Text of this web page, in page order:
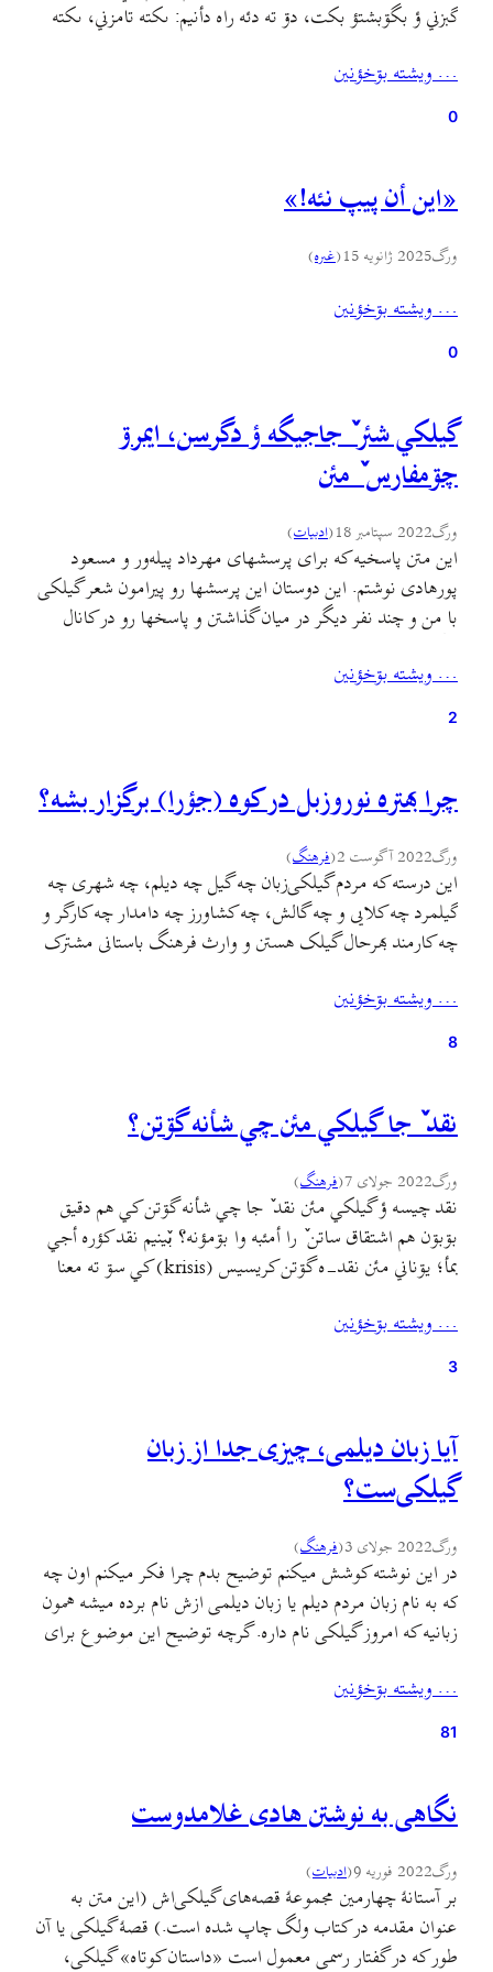
گبزني ؤ بگۊبشتؤ بکت، دۊ ته دئه راه دأنيم: ىکته تامزني، ىکته
شأنه ادمؤن-ه هاوجيرانئن [قانع گۊدن].
… ويشته بۊخؤنين
0
«اين أن پيپ نئه!»
ورگ2025 ژانویه 15 (غىره)
… ويشته بۊخؤنين
0
گيلکي شئر ٚ جاجيگه ؤ دگرسن، ايمرۊ
چۊمفارس ٚ مئن
ورگ2022 سپتامبر 18 (ادبيات)
اين متن پاسخیه که برای پرسشهای مهرداد پیله‌ور و مسعود
پورهادی نوشتم. این دوستان این پرسشها رو پیرامون شعر گیلکی
با من و چند نفر دیگر در میان گذاشتن و پاسخها رو در کانال
و پاسخهای من رو در اینجا بخونید: مهرداد جؤن، تي سؤالات
ٚ…
… ويشته بۊخؤنين
2
چرا بهتره نوروزبل در کوه (جؤرا) برگزار بشه؟
ورگ2022 آگوست 2 (فرهنگ)
اين درسته که مردم گیلکی‌زبان چه گیل چه دیلم، چه شهری چه
گیلمرد چه کلایی و چه گالش، چه کشاورز چه دامدار چه کارگر و
چه کارمند بهرحال گیلک هستن و وارث فرهنگ باستانی مشترک
هم درسته که مردم جلگه (گیلان در…
… ويشته بۊخؤنين
8
نقد ٚ جا گيلکي مئن چي شأنه گۊتن؟
ورگ2022 جولای 7 (فرهنگ)
نقد چيسه ؤ گيلکي مئن نقد ٚ جا چي شأنه گۊتن کي هم دقيق
بۊبۊن هم اشتقاق ساتن ٚ را أمئبه وا بۊمؤنه؟ بٚينيم نقد کؤره أجي
بمأ؛ يۊناني مئن نقد-ه گۊتن کریسیس (krisis) کي سۊ ته معنا
چیزؤن يا کسؤن دکئنن يک…
… ويشته بۊخؤنين
3
آیا زبان دیلمی، چیزی جدا از زبان
گیلکی‌ست؟
ورگ2022 جولای 3 (فرهنگ)
در این نوشته کوشش میکنم توضیح بدم چرا فکر میکنم اون چه
که به نام زبان مردم دیلم یا زبان دیلمی ازش نام برده میشه همون
زبانیه که امروز گیلکی نام داره. گرچه توضیح این موضوع برای
کوهستان و درون و بیرون استان گیلان…
… ويشته بۊخؤنين
81
نگاهی به نوشتن هادی غلامدوست
ورگ2022 فوریه 9 (ادبيات)
بر آستانهٔ چهارمین مجموعهٔ قصه‌های گیلکی‌اش (این متن به
عنوان مقدمه در کتاب ولگ چاپ شده است.) قصهٔ گیلکی یا آن
طور که در گفتار رسمی معمول است «داستان کوتاه» گیلکی،